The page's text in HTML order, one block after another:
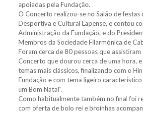
apoiadas pela Fundação.
O Concerto realizou-se no Salão de festas
Desportiva e Cultural Lapense, e contou
Administração da Fundação, e do
Membros da Sociedade Filarmónica de
Foram cerca de 80 pessoas que assistiram
Concerto que dourou cerca de uma hora,
temas mais clássicos, finalizando com o
Fundação e com tema ligeiro
um Bom Natal”.
Como habitualmente também no final foi
com oferta de bolo rei e broínhas